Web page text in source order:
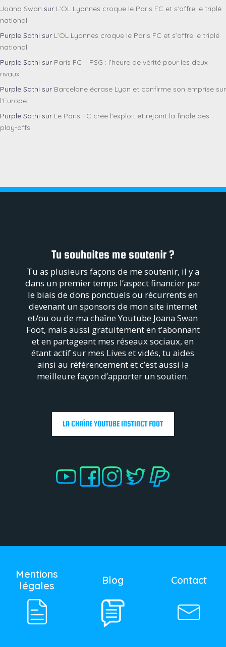
Joana Swan sur L’OL Lyonnes croque le Paris FC et s’offre le triplé
national
Purple Sathi sur L’OL Lyonnes croque le Paris FC et s’offre le triplé
national
Purple Sathi sur Paris FC – PSG : l’heure de vérité pour les deux
rivaux
Purple Sathi sur Barcelone écrase Lyon et confirme son emprise sur
l’Europe
Purple Sathi sur Le Paris FC crée l’exploit et rejoint la finale des
play-offs
Tu souhaites me soutenir ?
Tu as plusieurs façons de me soutenir, il y a
dans un premier temps l’aspect financier par
le biais de dons ponctuels ou récurrents en
devenant un sponsors de mon site internet
et/ou ou de ma chaîne Youtube Joana Swan
Foot, mais aussi gratuitement en t’abonnant
et en partageant mes réseaux sociaux, en
étant actif sur mes Lives et vidés, tu aides
ainsi au référencement et c’est aussi la
meilleure façon d’apporter un soutien.
LA CHAÎNE YOUTUBE INSTINCT FOOT
. . .
Mentions
légales
Blog Contact